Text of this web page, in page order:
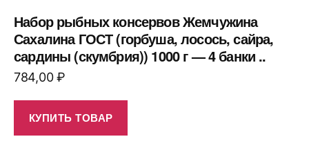
Набор рыбных консервов Жемчужина
Сахалина ГОСТ (горбуша, лосось, сайра,
сардины (скумбрия)) 1000 г — 4 банки ..
784,00₽
КУПИТЬ ТОВАР